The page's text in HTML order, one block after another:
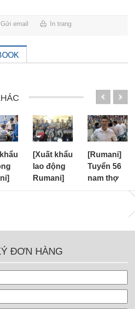
Gửi email In trang
100
[Xuất khẩu
lao động
Rumani]
Tuyển 150
[Rumani]
Tuyển 56
nam thợ
xây dựng
CONCELEX
ĐƠN HÀNG